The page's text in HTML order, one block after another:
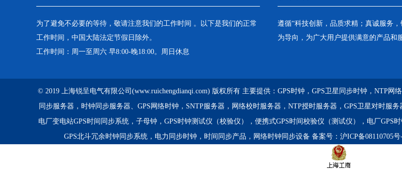
为了避免不必要的等待，敬请注意我们的工作时间 。以下是我们的正常
工作时间，中国大陆法定节假日除外。
工作时间：周一至周六 早8:00-晚18:00。周日休息
遵循“科技创新，品质求精；真诚服务
为导向，为广大用户提供满意的产品和
© 2019 上海锐呈电气有限公司(www.ruichengdianqi.com) 版权所有 主要提供： GPS时钟，GPS卫星同步时钟，NTP网
同步服务器，时钟同步服务器、GPS网络时钟，SNTP服务器，网络校时服务器，NTP授时服务器，GPS卫星对时服
电厂变电站GPS时间同步系统，子母钟，GPS时钟测试仪（校验仪），便携式GPS时间校验仪（测试仪），电厂GPS
GPS北斗冗余时钟同步系统，电力同步时钟，时间同步产品，网络时钟同步设备 备案号： 沪ICP备08110705号